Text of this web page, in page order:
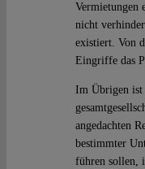
Vermietungen
nicht
existiert. Von
Eingriffe das
Im Übrigen ist
angedachten
bestimmter
führen sollen,